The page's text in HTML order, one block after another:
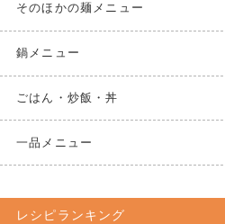
そのほかの麺メニュー
鍋メニュー
ごはん・炒飯・丼
一品メニュー
レシピランキング